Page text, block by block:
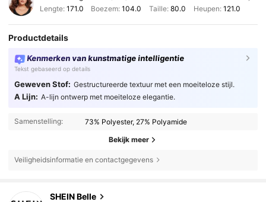
Lengte: 171.0 Boezem:104.0 Taille: 80.0 Heupen: 121.0
Productdetails
Kenmerken van kunstmatige intelligentie
Tekst gebaseerd op details
Geweven Stof: Gestructureerde textuur met een moeiteloze stijl.
A Lijn: A-lijn ontwerp met moeiteloze elegantie.
Samenstelling: 73% Polyester, 27% Polyamide
Bekijk meer
Veiligheidsinformatie en contactgegevens
SHEIN Belle